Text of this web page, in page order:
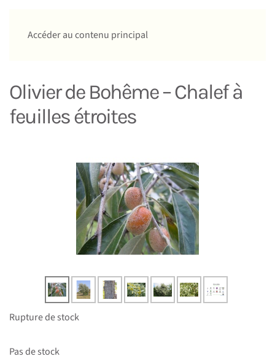
Accéder au contenu principal
Olivier de Bohême – Chalef à
feuilles étroites
Rupture de stock
Pas de stock